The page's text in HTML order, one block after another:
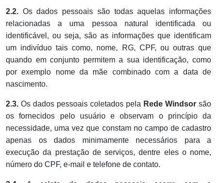
2.2. Os dados pessoais são todas aquelas informações
relacionadas a uma pessoa natural identificada ou
identificável, ou seja, são as informações que identificam
um indivíduo tais como, nome, RG, CPF, ou outras que
quando em conjunto permitem a sua identificação, como
por exemplo nome da mãe combinado com a data de
nascimento.
2.3. Os dados pessoais coletados pela Rede Windsor são
os fornecidos pelo usuário e observam o princípio da
necessidade, uma vez que constam no campo de cadastro
apenas os dados minimamente necessários para a
execução da prestação de serviços, dentre eles o nome,
número do CPF, e-mail e telefone de contato.